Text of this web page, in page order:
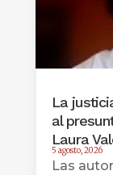
La
al
Laura
5 agosto, 2026
Las